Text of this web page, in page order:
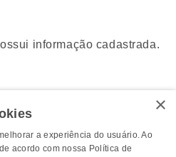
informação cadastrada.
×
a experiência do usuário. Ao
acordo com nossa Política de